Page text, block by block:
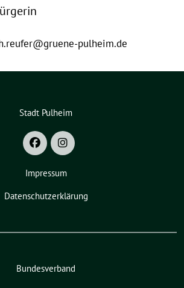
pulheim.de
Stadt Pulheim
Impressum
Datenschutzerklärung
Bundesverband